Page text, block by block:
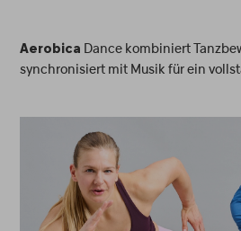
Aerobica Dance kombiniert
synchronisiert mit Musik für ein